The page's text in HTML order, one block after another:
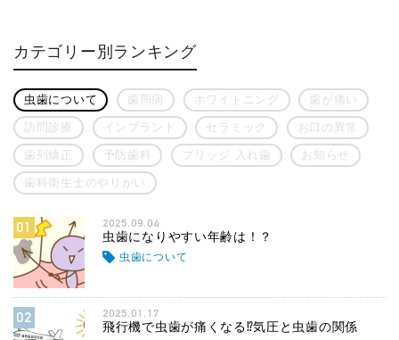
カテゴリー別ランキング
虫歯について 歯周病 ホワイトニング 歯が痛い
訪問診療 インプラント セラミック お口の異常
歯列矯正 予防歯科 ブリッジ 入れ歯 お知らせ
歯科衛生士のやりがい
01 2025.09.04
虫歯になりやすい年齢は！？
虫歯について
02 2025.01.17
飛行機で虫歯が痛くなる⁉気圧と虫歯の関係